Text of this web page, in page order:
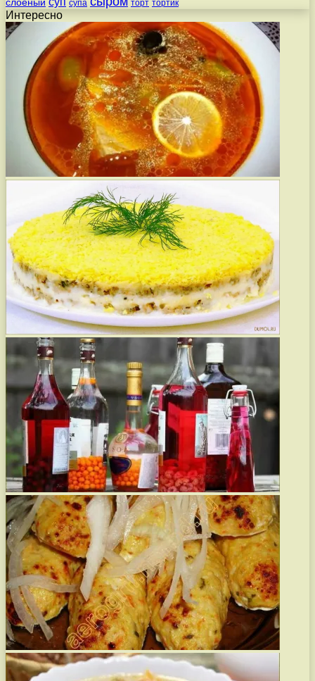
слоеный супа торт тортик
Интересно